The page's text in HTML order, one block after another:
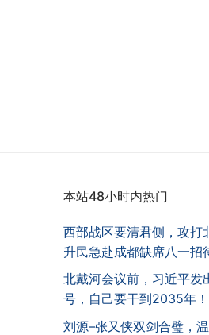
本站48小时内热门
西部战区要清君侧，攻打
升民急赴成都缺席八一招
北戴河会议前，习近平发
号，自己要干到2035年！
刘源–张又侠双剑合璧，